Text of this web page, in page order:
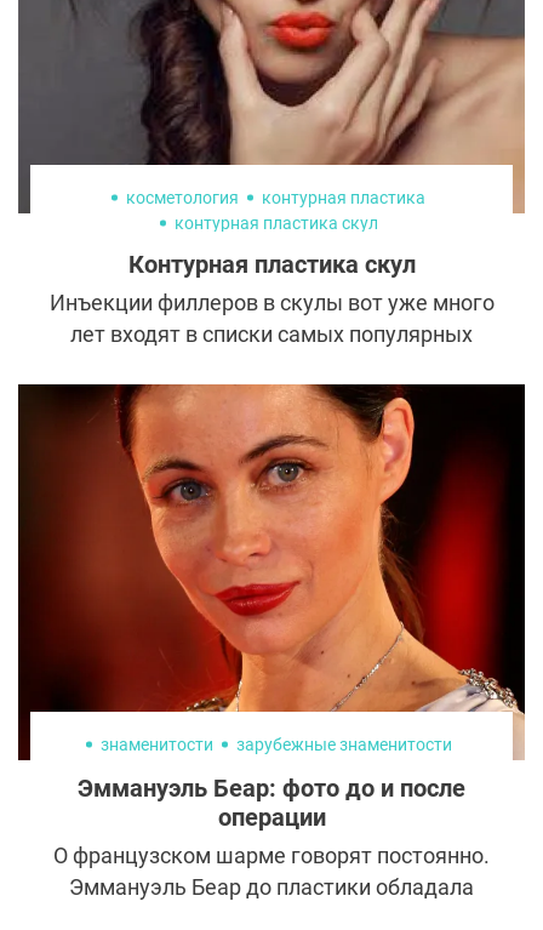
косметология
контурная пластика
контурная пластика скул
Контурная пластика скул
Инъекции филлеров в скулы вот уже много
лет входят в списки самых популярных
кардинально изменить выражение и
форму лица, а также визуально сделать
моложе. Но прежде чем решиться на
контурную пластику скул, необходимо
разобраться во всех тонкостях процедуры,
о которых мы сегодня расскажем.
знаменитости зарубежные знаменитости
Эммануэль Беар: фото до и после
операции
О французском шарме говорят постоянно.
Эммануэль Беар до пластики обладала